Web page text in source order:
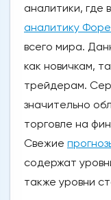
аналитики, где
аналитику
всего мира.
как новичкам,
трейдерам.
значительно
торговле на
Свежие
содержат
также уровни